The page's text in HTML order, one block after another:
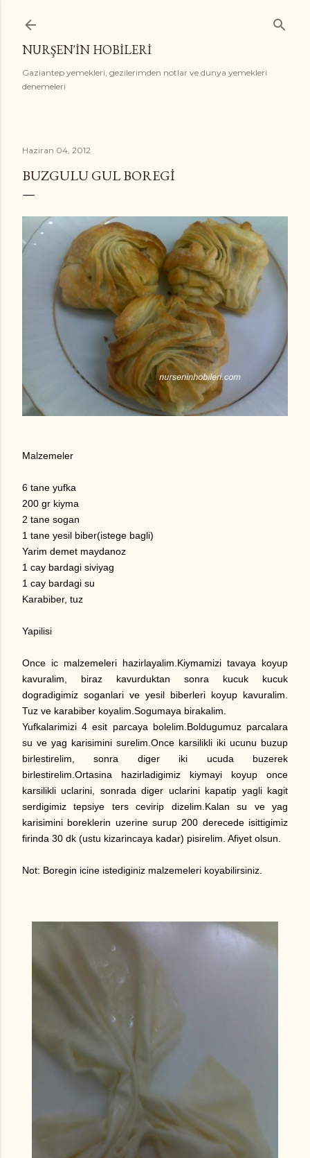
NURŞEN'İN HOBİLERİ
Gaziantep yemekleri, gezilerimden notlar ve dunya yemekleri
denemeleri
Haziran 04, 2012
BUZGULU GUL BOREGI
Malzemeler
6 tane yufka
200 gr kiyma
2 tane sogan
1 tane yesil biber(istege bagli)
Yarim demet maydanoz
1 cay bardagi siviyag
1 cay bardagi su
Karabiber, tuz
Yapilisi
Once ic malzemeleri hazirlayalim.Kiymamizi tavaya koyup
kavuralim, biraz kavurduktan sonra kucuk kucuk
dogradigimiz soganlari ve yesil biberleri koyup kavuralim.
Tuz ve karabiber koyalim.Sogumaya birakalim.
Yufkalarimizi 4 esit parcaya bolelim.Boldugumuz parcalara
su ve yag karisimini surelim.Once karsilikli iki ucunu buzup
birlestirelim, sonra diger iki ucuda buzerek
birlestirelim.Ortasina hazirladigimiz kiymayi koyup once
karsilikli uclarini, sonrada diger uclarini kapatip yagli kagit
serdigimiz tepsiye ters cevirip dizelim.Kalan su ve yag
karisimini boreklerin uzerine surup 200 derecede isittigimiz
firinda 30 dk (ustu kizarincaya kadar) pisirelim. Afiyet olsun.
Not: Boregin icine istediginiz malzemeleri koyabilirsiniz.